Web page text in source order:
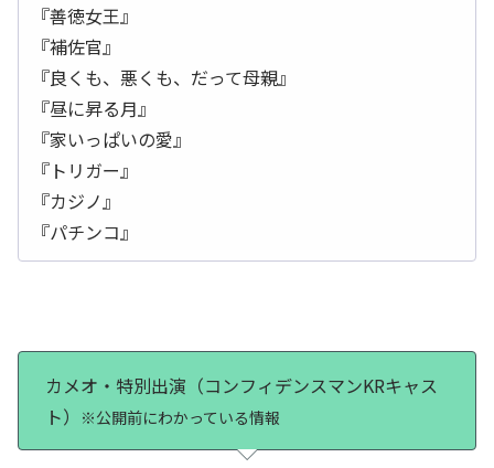
『善徳女王』
『補佐官』
『良くも、悪くも、だって母親』
『昼に昇る月』
『家いっぱいの愛』
『トリガー』
『カジノ』
『パチンコ』
カメオ・特別出演（コンフィデンスマンKRキャス
ト）
※公開前にわかっている情報